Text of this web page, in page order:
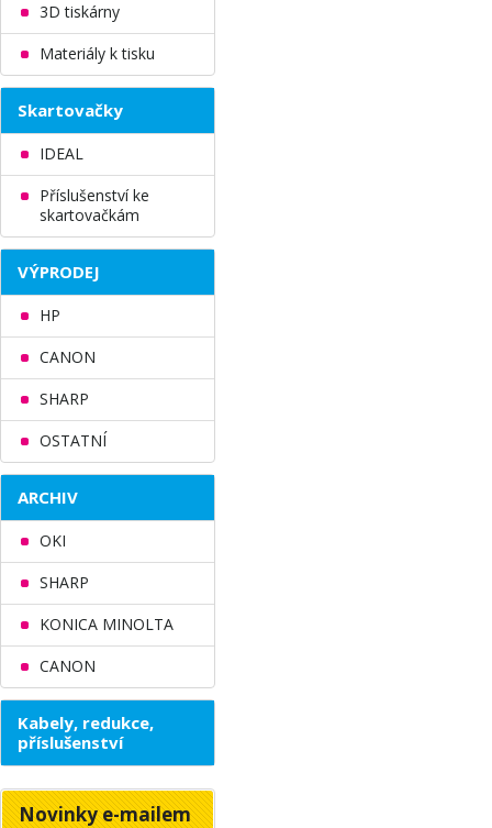
3D tiskárny
Materiály k tisku
Skartovačky
IDEAL
Příslušenství ke
skartovačkám
VÝPRODEJ
HP
CANON
SHARP
OSTATNÍ
ARCHIV
OKI
SHARP
KONICA MINOLTA
CANON
Kabely, redukce,
příslušenství
Novinky e-mailem